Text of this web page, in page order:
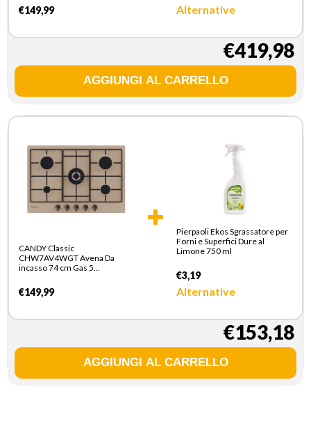
€149,99 Alternative
€419,98
CANDY Classic
CHW7AV4WGT Avena Da
incasso 74 cm Gas 5
€149,99
Pierpaoli Ekos Sgrassatore per
Forni e Superfici Dure al
Limone 750 ml
€3,19
Alternative
€153,18